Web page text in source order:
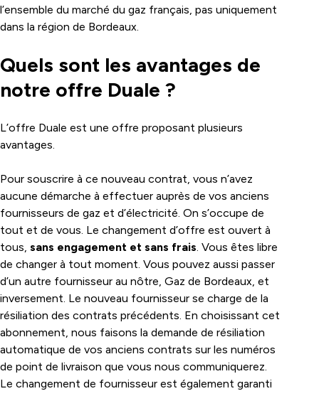
l’ensemble du marché du gaz français, pas uniquement
dans la région de Bordeaux.
Quels sont les avantages de
notre offre Duale ?
L’offre Duale est une offre proposant plusieurs
avantages.
Pour souscrire à ce nouveau contrat, vous n’avez
aucune démarche à effectuer auprès de vos anciens
fournisseurs de gaz et d’électricité. On s’occupe de
tout et de vous. Le changement d’offre est ouvert à
tous, sans engagement et sans frais. Vous êtes libre
de changer à tout moment. Vous pouvez aussi passer
d’un autre fournisseur au nôtre, Gaz de Bordeaux, et
inversement. Le nouveau fournisseur se charge de la
résiliation des contrats précédents. En choisissant cet
abonnement, nous faisons la demande de résiliation
automatique de vos anciens contrats sur les numéros
de point de livraison que vous nous communiquerez.
Le changement de fournisseur est également garanti